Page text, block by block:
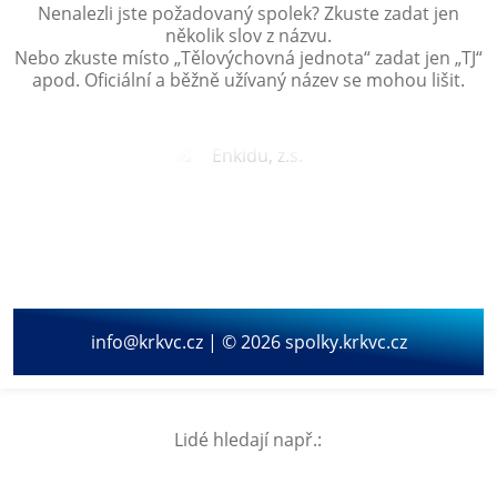
Nenalezli jste požadovaný spolek? Zkuste zadat jen
několik slov z názvu.
Nebo zkuste místo „Tělovýchovná jednota“ zadat jen „TJ“
apod. Oficiální a běžně užívaný název se mohou lišit.
info@krkvc.cz | © 2026 spolky.krkvc.cz
Lidé hledají např.: